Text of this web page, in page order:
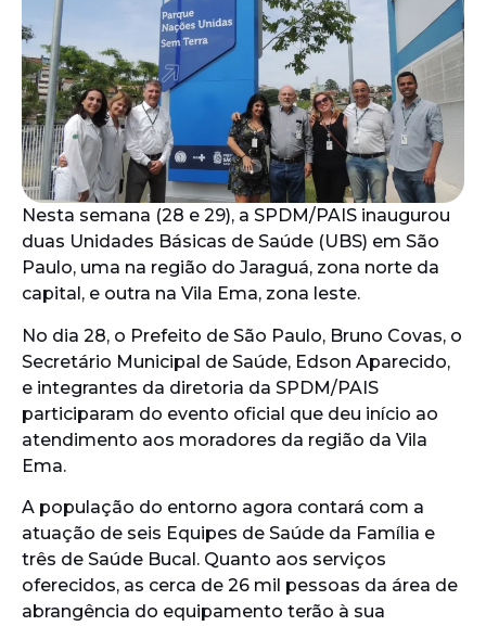
Nesta semana (28 e 29), a SPDM/PAIS inaugurou
duas Unidades Básicas de Saúde (UBS) em São
Paulo, uma na região do Jaraguá, zona norte da
capital, e outra na Vila Ema, zona leste.
No dia 28, o Prefeito de São Paulo, Bruno Covas, o
Secretário Municipal de Saúde, Edson Aparecido,
e integrantes da diretoria da SPDM/PAIS
participaram do evento oficial que deu início ao
atendimento aos moradores da região da Vila
Ema.
A população do entorno agora contará com a
atuação de seis Equipes de Saúde da Família e
três de Saúde Bucal. Quanto aos serviços
oferecidos, as cerca de 26 mil pessoas da área de
abrangência do equipamento terão à sua